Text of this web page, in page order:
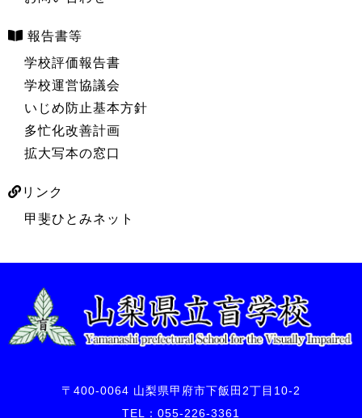
報告書等
学校評価報告書
学校運営協議会
いじめ防止基本方針
多忙化改善計画
拡大写本の窓口
リンク
甲斐ひとみネット
〒400-0064 山梨県甲府市下飯田2丁目10-2
TEL：055-226-3361